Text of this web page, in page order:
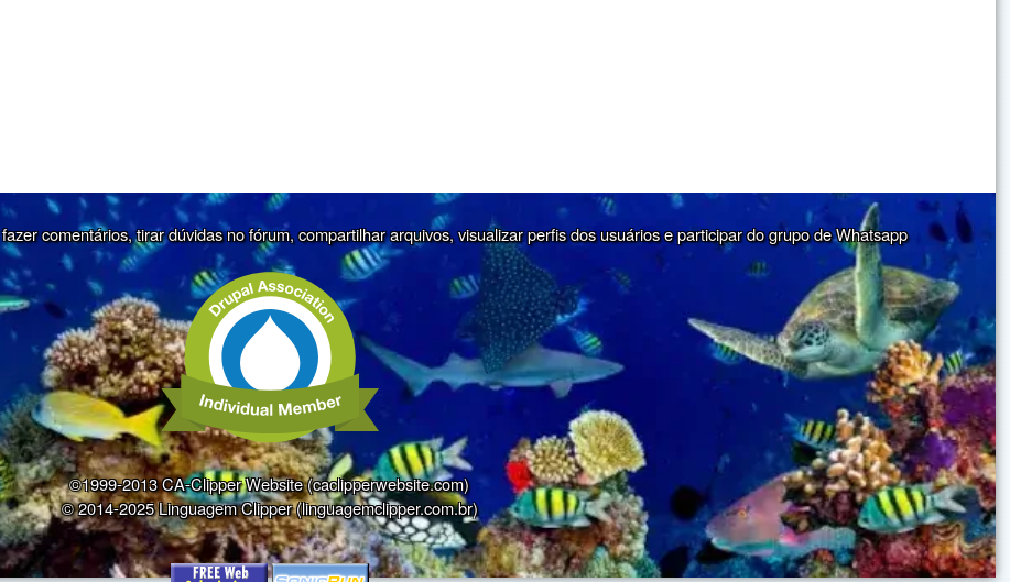
comentários, tirar dúvidas no fórum, compartilhar arquivos, visualizar perfis dos usuários e participar do grupo de Whatsapp
©1999-2013 CA-Clipper Website (caclipperwebsite.com)
© 2014-2025 Linguagem Clipper (linguagemclipper.com.br)